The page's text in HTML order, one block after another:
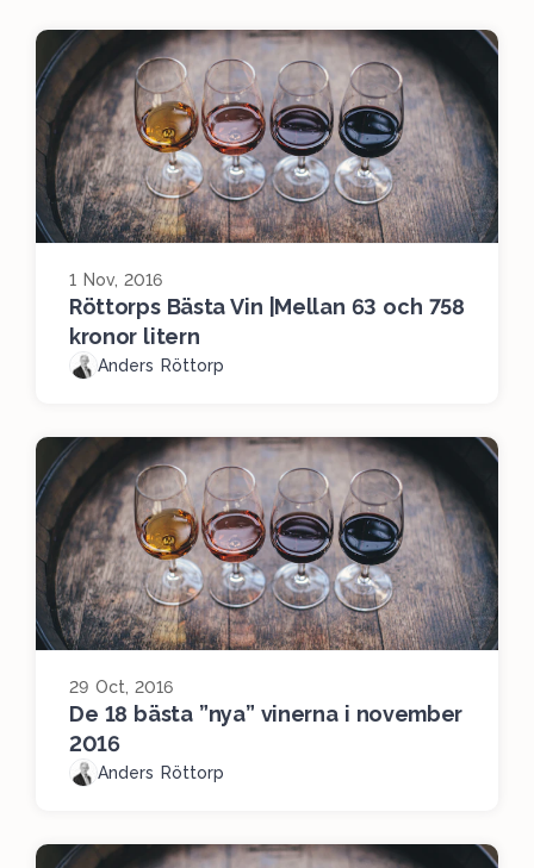
1 Nov, 2016
Röttorps Bästa Vin |Mellan 63 och 758
kronor litern
Anders Röttorp
29 Oct, 2016
De 18 bästa ”nya” vinerna i november
2016
Anders Röttorp